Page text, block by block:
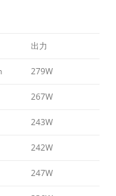
出力
279W
267W
243W
242W
247W